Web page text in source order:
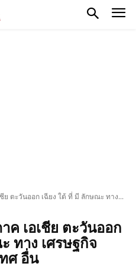
ย ตะวันออก เฉียง ใต้ ที่ มี ลักษณะ ทาง...
ค เอเชีย ตะวันออก
ทาง เศรษฐกิจ
ศ อื่น